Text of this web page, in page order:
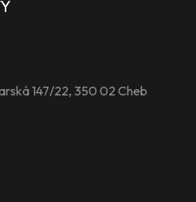
147/22, 350 02 Cheb